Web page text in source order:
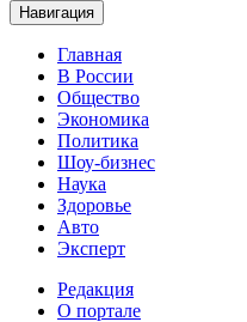
Навигация
Главная
В России
Общество
Экономика
Политика
Шоу-бизнес
Наука
Здоровье
Авто
Эксперт
Редакция
О портале